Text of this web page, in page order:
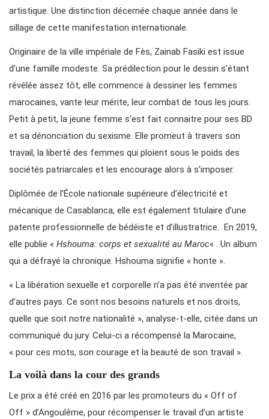
artistique. Une distinction décernée chaque année dans le
sillage de cette manifestation internationale.
Originaire de la ville impériale de Fès, Zainab Fasiki est issue
d’une famille modeste. Sa prédilection pour le dessin s’étant
révélée assez tôt, elle commence à dessiner les femmes
marocaines, vante leur mérite, leur combat de tous les jours.
Petit à petit, la jeune femme s’est fait connaitre pour ses BD
et sa dénonciation du sexisme. Elle promeut à travers son
travail, la liberté des femmes qui ploient sous le poids des
sociétés patriarcales et les encourage alors à s’imposer.
Diplômée de l’École nationale supérieure d’électricité et
mécanique de Casablanca, elle est également titulaire d’une
patente professionnelle de bédéiste et d’illustratrice. En 2019,
elle publie « Hshouma: corps et sexualité au Maroc« . Un album
qui a défrayé la chronique. Hshouma signifie « honte ».
« La libération sexuelle et corporelle n’a pas été inventée par
d’autres pays. Ce sont nos besoins naturels et nos droits,
quelle que soit notre nationalité », analyse-t-elle, citée dans un
communiqué du jury. Celui-ci a récompensé la Marocaine,
« pour ces mots, son courage et la beauté de son travail ».
La voilà dans la cour des grands
Le prix a été créé en 2016 par les promoteurs du « Off of
Off » d’Angoulême, pour récompenser le travail d’un artiste